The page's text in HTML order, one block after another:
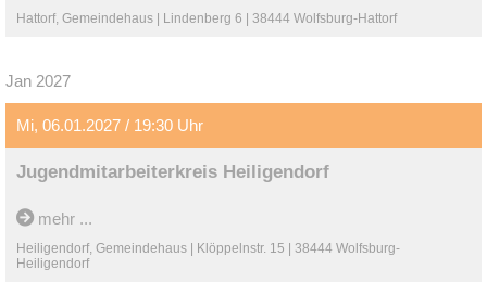
Hattorf, Gemeindehaus | Lindenberg 6 | 38444 Wolfsburg-Hattorf
Jan 2027
Mi, 06.01.2027 / 19:30 Uhr
Jugendmitarbeiterkreis Heiligendorf
mehr ...
Heiligendorf, Gemeindehaus | Klöppelnstr. 15 | 38444 Wolfsburg-
Heiligendorf